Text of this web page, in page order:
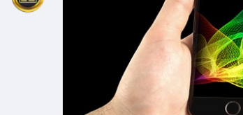
Esplorare